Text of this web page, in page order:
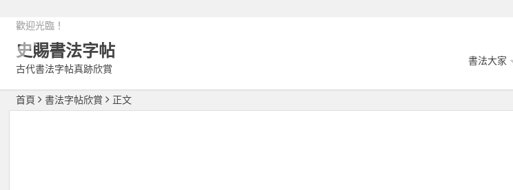
歡迎光臨！
史賜書法字帖
古代書法字帖真跡欣賞
書法大家
首頁 書法字帖欣賞 正文